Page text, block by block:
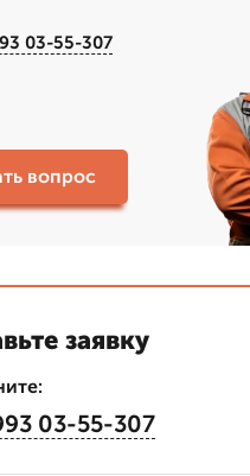
03-55-307
вопрос
заявку
03-55-307